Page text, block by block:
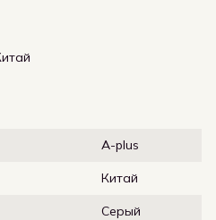
A-plus
Китай
Серый